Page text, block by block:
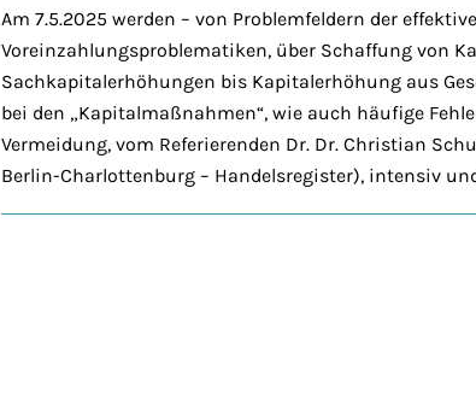
Am 7.5.2025 werden – von Problemfeldern der
Voreinzahlungsproblematiken, über Schaffung von
Sachkapitalerhöhungen bis Kapitalerhöhung aus
bei den „Kapitalmaßnahmen“, wie auch häufige
Vermeidung, vom Referierenden Dr. Dr. Christian
Berlin-Charlottenburg – Handelsregister), intensiv